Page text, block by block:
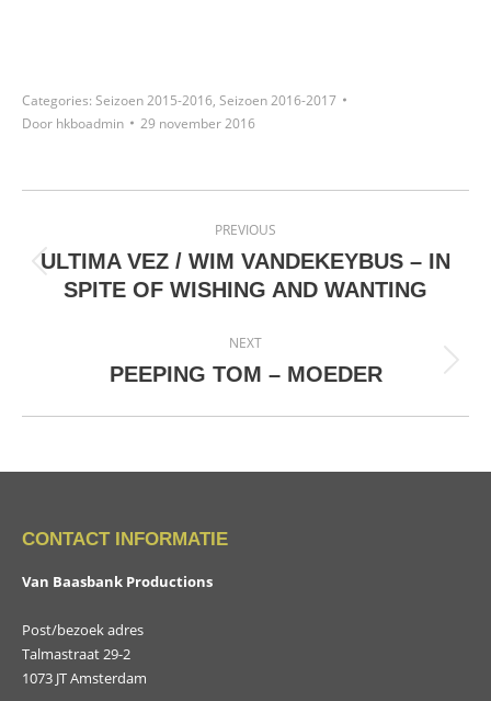
Categories: Seizoen 2015-2016, Seizoen 2016-2017
Door hkboadmin 29 november 2016
navigation
PREVIOUS
Previous
project:
ULTIMA VEZ / WIM VANDEKEYBUS – IN
SPITE OF WISHING AND WANTING
NEXT
Next
PEEPING TOM – MOEDER
CONTACT INFORMATIE
Van Baasbank Productions
Post/bezoek adres
Talmastraat 29-2
1073 JT Amsterdam